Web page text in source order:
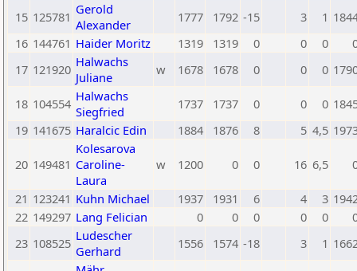
15 125781 Gerold
Alexander
1777 1792 -15 3 1
16 144761 Haider Moritz 1319 1319 0 0 0
17 121920 Halwachs
Juliane
w 1678 1678 0 0 0
18 104554 Halwachs
Siegfried
1737 1737 0 0 0
19 141675 Haralcic Edin 1884 1876 8 5 4,5
20 149481
Kolesarova
Caroline-
Laura
w 1200 0 0 16 6,5
21 123241 Kuhn Michael 1937 1931 6 4 3
22 149297 Lang Felician 0 0 0 0 0
23 108525 Ludescher
Gerhard
1556 1574 -18 3 1